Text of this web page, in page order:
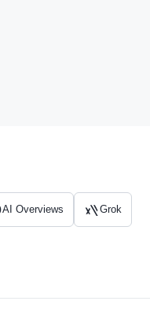
AI Overviews Grok